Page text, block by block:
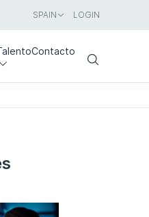
SPAIN LOGIN
Contacto
Search